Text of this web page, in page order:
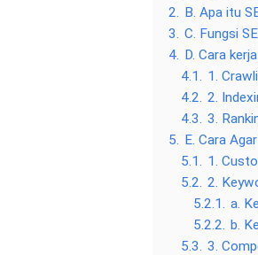
2.
B. Apa itu
3.
C. Fungsi
4. D. Cara
4.1.
1.
4.2.
2.
4.3.
3.
5.
E. Cara
5.1.
1.
5.2.
2.
5.2.1.
a.
5.2.2.
b.
5.3.
3.